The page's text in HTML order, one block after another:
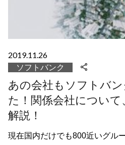
2019.11.26
ソフトバンク
あの会社もソフトバ
た！関係会社について
解説！
現在国内だけでも800近いグル